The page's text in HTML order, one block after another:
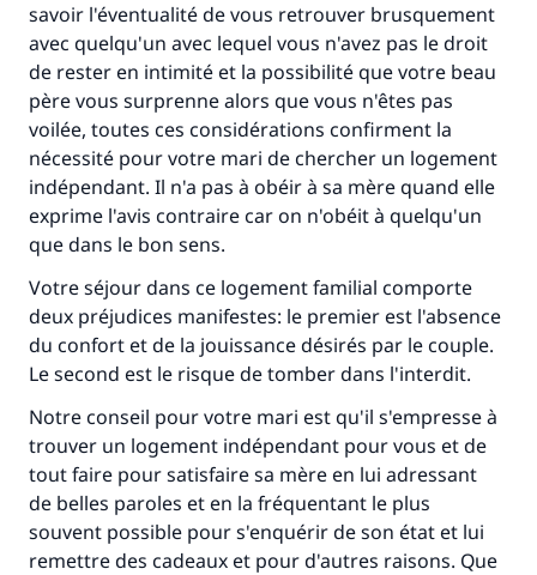
savoir l'éventualité de vous retrouver brusquement
avec quelqu'un avec lequel vous n'avez pas le droit
de rester en intimité et la possibilité que votre beau
père vous surprenne alors que vous n'êtes pas
voilée, toutes ces considérations confirment la
nécessité pour votre mari de chercher un logement
indépendant. Il n'a pas à obéir à sa mère quand elle
exprime l'avis contraire car on n'obéit à quelqu'un
que dans le bon sens.
Votre séjour dans ce logement familial comporte
deux préjudices manifestes: le premier est l'absence
du confort et de la jouissance désirés par le couple.
Le second est le risque de tomber dans l'interdit.
Notre conseil pour votre mari est qu'il s'empresse à
trouver un logement indépendant pour vous et de
tout faire pour satisfaire sa mère en lui adressant
de belles paroles et en la fréquentant le plus
souvent possible pour s'enquérir de son état et lui
remettre des cadeaux et pour d'autres raisons. Que